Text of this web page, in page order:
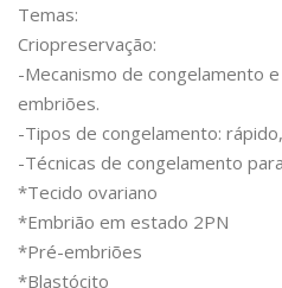
Temas:
Criopreservação:
-Mecanismo de congelamento
embriões.
-Tipos de congelamento:
-Técnicas de congelamento
*Tecido ovariano
*Embrião em estado 2PN
*Pré-embriões
*Blastócito